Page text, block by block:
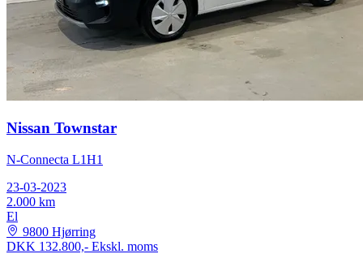
Nissan Townstar
N-Connecta L1H1
23-03-2023
2.000 km
El
9800 Hjørring
DKK 132.800,- Ekskl. moms